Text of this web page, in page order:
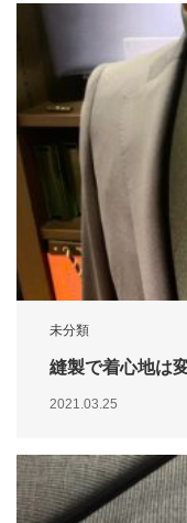
未分類
縫製で着心地は
2021.03.25